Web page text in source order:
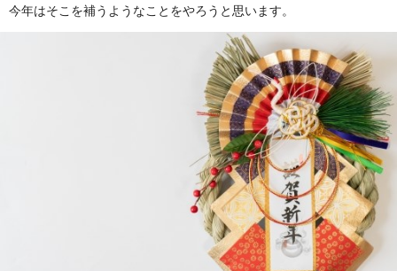
今年はそこを補うようなことをやろうと思います。